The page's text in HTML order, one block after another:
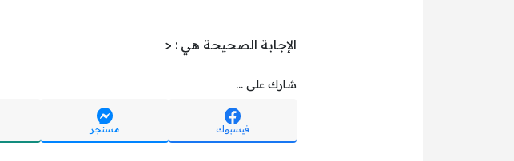
الإجابة الصحيحة هي : <
شارك على ...
فيسبوك مسنجر